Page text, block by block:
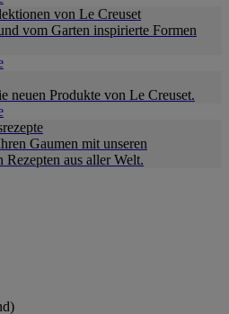
von Le Creuset
vom Garten inspirierte Formen
neuen Produkte von Le Creuset.
Gaumen mit unseren
Rezepten aus aller Welt.